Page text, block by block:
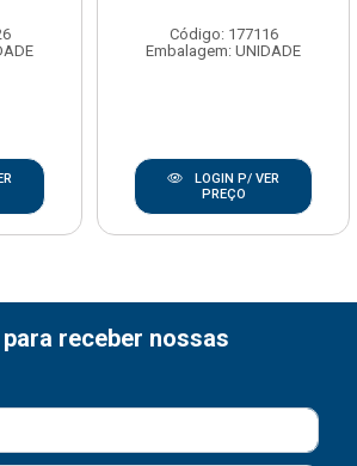
Código: 177116
Embalagem: UNIDADE
LOGIN P/ VER
PREÇO
receber nossas